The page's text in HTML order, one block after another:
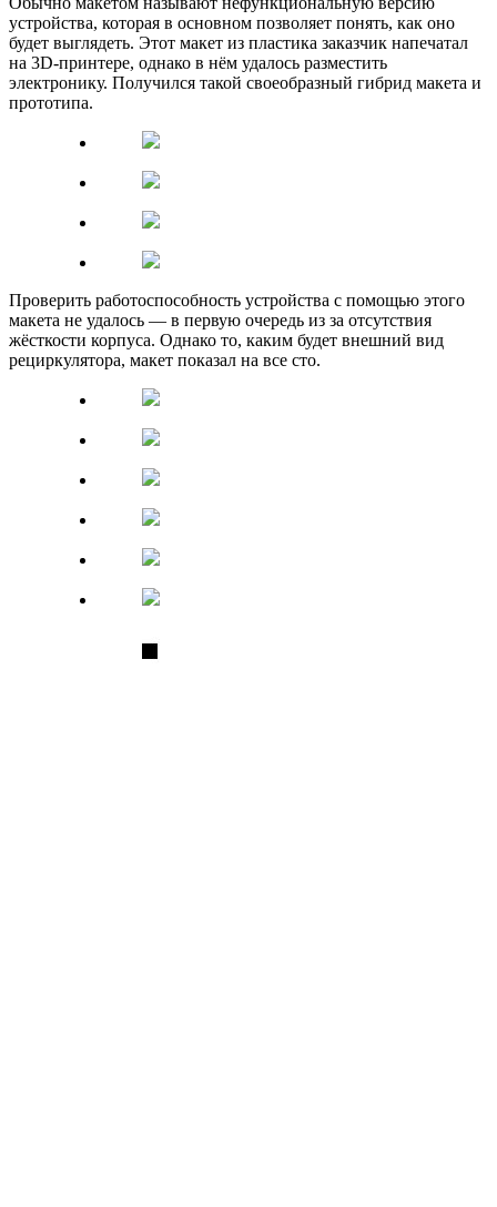
устройства, которая в основном позволяет понять, как оно
будет выглядеть. Этот макет из пластика заказчик напечатал
на 3D-принтере, однако в нём удалось разместить
электронику. Получился такой своеобразный гибрид макета и
прототипа.
Проверить работоспособность устройства с помощью этого
макета не удалось — в первую очередь из за отсутствия
жёсткости корпуса. Однако то, каким будет внешний вид
рециркулятора, макет показал на все сто.